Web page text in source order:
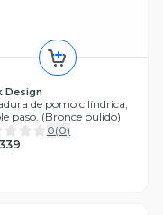
Design
de pomo cilíndrica,
paso. (Bronce pulido)
0(0)